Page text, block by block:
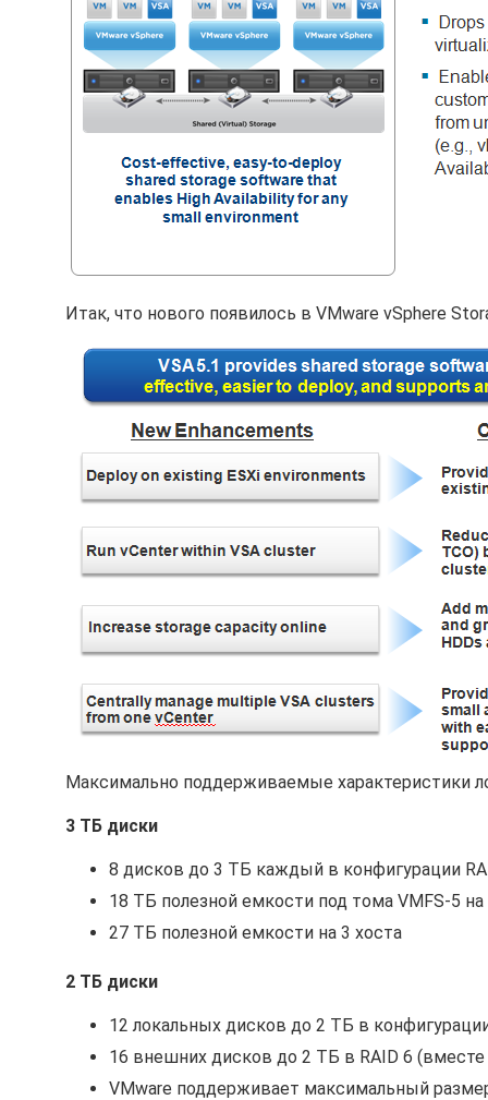
Итак, что нового появилось в VMware vSphere
Максимально поддерживаемые характеристики
3 ТБ диски
8 дисков до 3 ТБ каждый в конфигурации
18 ТБ полезной емкости под тома VMFS-5 на
27 ТБ полезной емкости на 3 хоста
2 ТБ диски
12 локальных дисков до 2 ТБ в
16 внешних дисков до 2 ТБ в RAID 6 (вместе
VMware поддерживает максимальный